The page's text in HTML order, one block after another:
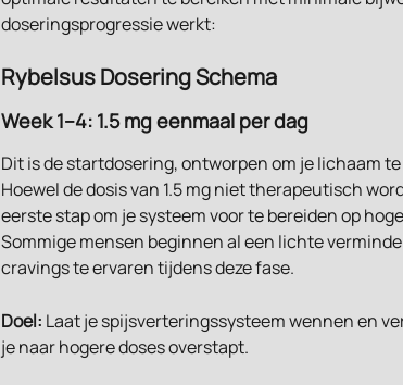
doseringsprogressie werkt:
Rybelsus Dosering Schema
Week 1–4: 1.5 mg eenmaal per dag
Dit is de startdosering, ontworpen om je lichaam
Hoewel de dosis van 1.5 mg niet therapeutisch
eerste stap om je systeem voor te bereiden op
Sommige mensen beginnen al een lichte
cravings te ervaren tijdens deze fase.
Doel: Laat je spijsverteringssysteem wennen en
je naar hogere doses overstapt.